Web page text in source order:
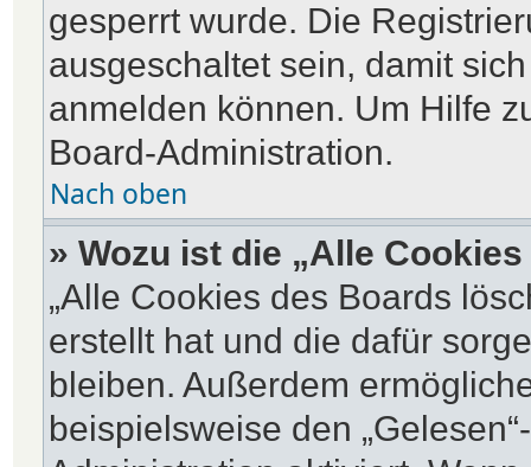
gesperrt wurde. Die
ausgeschaltet sein, damit
anmelden können. Um Hilfe
Board-Administration.
Nach oben
» Wozu ist die „Alle
„Alle Cookies des Boards
erstellt hat und die dafür
bleiben. Außerdem
beispielsweise den